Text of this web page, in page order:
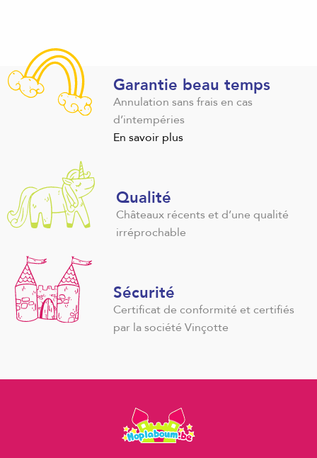
Garantie beau temps
Annulation sans frais en cas
d’intempéries
En savoir plus
Qualité
Châteaux récents et d’une qualité
irréprochable
Sécurité
Certificat de conformité et certifiés
par la société Vinçotte